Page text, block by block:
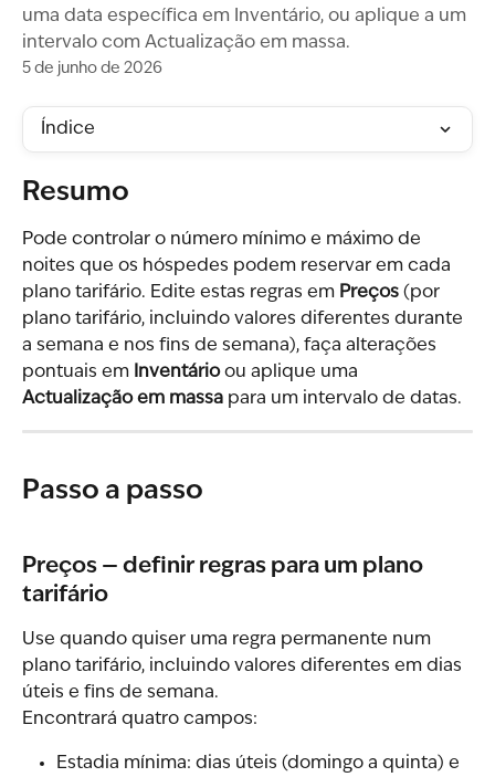
uma data específica em Inventário, ou aplique a um
intervalo com Actualização em massa.
5 de junho de 2026
Índice
Resumo
Pode controlar o número mínimo e máximo de
noites que os hóspedes podem reservar em cada
plano tarifário. Edite estas regras em Preços (por
plano tarifário, incluindo valores diferentes durante
a semana e nos fins de semana), faça alterações
pontuais em Inventário ou aplique uma
Actualização em massa para um intervalo de datas.
Passo a passo
Preços — definir regras para um plano
tarifário
Use quando quiser uma regra permanente num
plano tarifário, incluindo valores diferentes em dias
úteis e fins de semana.
Encontrará quatro campos:
Estadia mínima: dias úteis (domingo a quinta) e